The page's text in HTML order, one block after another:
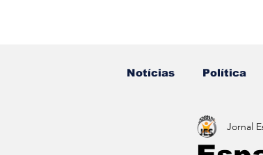
Notícias Política
Eventos Jornal